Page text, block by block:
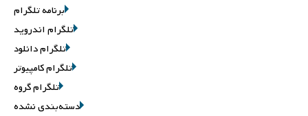
برنامه تلگرام
تلگرام اندروید
تلگرام دانلود
تلگرام کامپیوتر
تلگرام گروه
دسته‌بندی نشده